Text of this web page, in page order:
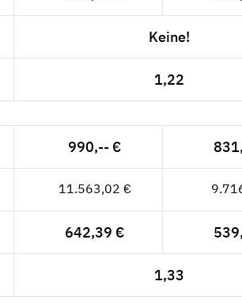
Keine!
1,22
990,-- €
11.563,02 €
642,39 €
1,33